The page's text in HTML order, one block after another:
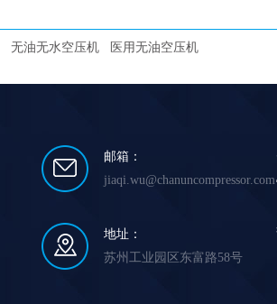
无油无水空压机 医用无油空压机
邮箱：
jiaqi.wu@chanuncompressor.com
地址：
苏州工业园区东富路58号